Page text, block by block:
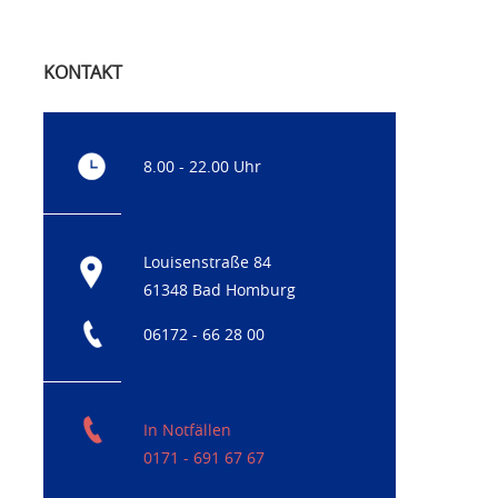
KONTAKT
8.00 - 22.00 Uhr
Louisenstraße 84
61348 Bad Homburg
06172 - 66 28 00
In Notfällen
0171 - 691 67 67